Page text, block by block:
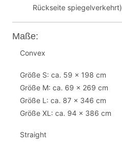
Rückseite spiegelverkehrt)
Maße:
Convex
Größe S: ca. 59 x 198 cm
Größe M: ca. 69 x 269 cm
Größe L: ca. 87 x 346 cm
Größe XL: ca. 94 x 386 cm
Straight